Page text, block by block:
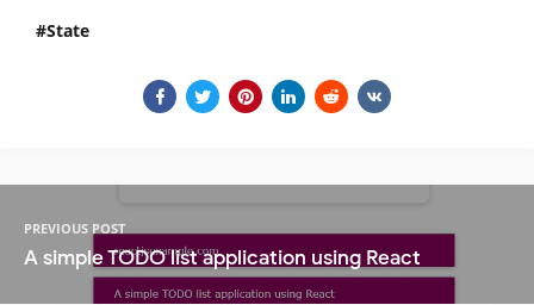
State
PREVIOUS POST
A simple TODO list application using React